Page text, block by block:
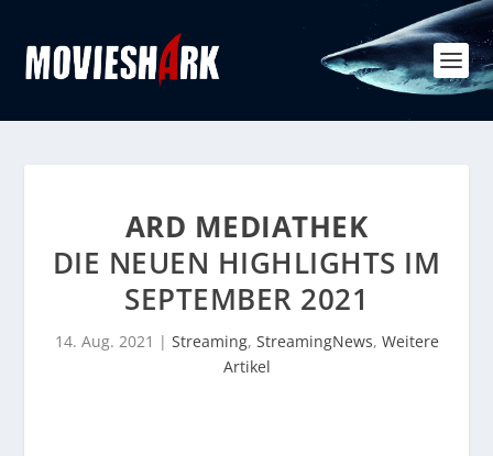
ARD MEDIATHEK
DIE NEUEN HIGHLIGHTS IM
SEPTEMBER 2021
14. Aug. 2021 | Streaming, StreamingNews, Weitere
Artikel